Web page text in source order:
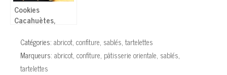
Cookies
Cacahuètes,
– Vegan
Catégories: abricot, confiture, sablés,tartelettes
Marqueurs: abricot, confiture, pâtisserie orientale, sablés,
tartelettes